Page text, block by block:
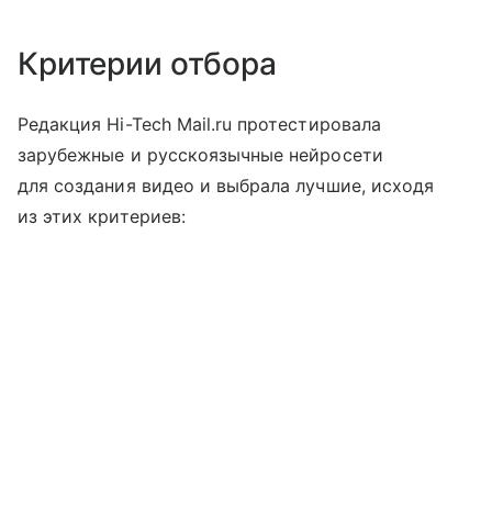
Критерии отбора
Редакция Hi-Tech Mail.ru протестировала
зарубежные и русскоязычные нейросети
для создания видео и выбрала лучшие, исходя
из этих критериев: